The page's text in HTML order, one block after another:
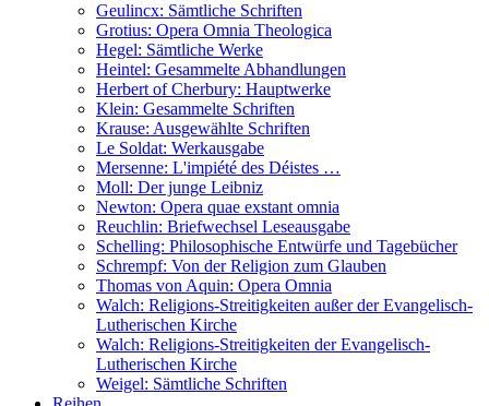
Geulincx: Sämtliche Schriften
Grotius: Opera Omnia Theologica
Hegel: Sämtliche Werke
Heintel: Gesammelte Abhandlungen
Herbert of Cherbury: Hauptwerke
Klein: Gesammelte Schriften
Krause: Ausgewählte Schriften
Le Soldat: Werkausgabe
Mersenne: L'impiété des Déistes …
Moll: Der junge Leibniz
Newton: Opera quae exstant omnia
Reuchlin: Briefwechsel Leseausgabe
Schelling: Philosophische Entwürfe und Tagebücher
Schrempf: Von der Religion zum Glauben
Thomas von Aquin: Opera Omnia
Walch: Religions-Streitigkeiten außer der Evangelisch-
Lutherischen Kirche
Walch: Religions-Streitigkeiten der Evangelisch-
Lutherischen Kirche
Weigel: Sämtliche Schriften